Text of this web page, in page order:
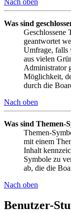
Was sind
Geschlossene
geantwortet
Umfrage, falls
aus vielen
Administrator
Möglichkeit,
durch die
Nach oben
Was sind Themen-
Themen-
mit einem
Inhalt
Symbole zu
ab, die die
Nach oben
Benutzer-